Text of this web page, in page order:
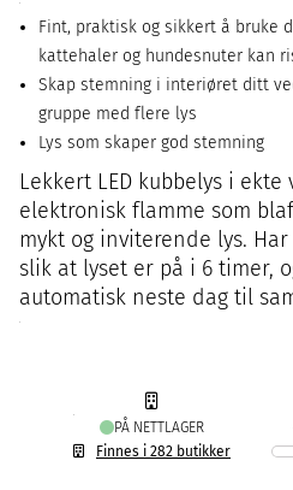
Fint, praktisk og sikkert å bruke
kattehaler og hundesnuter kan
Skap stemning i interiøret ditt
gruppe med flere lys
Lys som skaper god stemning
Lekkert LED kubbelys i ekte
elektronisk flamme som
mykt og inviterende lys.
slik at lyset er på i 6 timer,
automatisk neste dag til
PÅ NETTLAGER
Finnes i 282 butikker